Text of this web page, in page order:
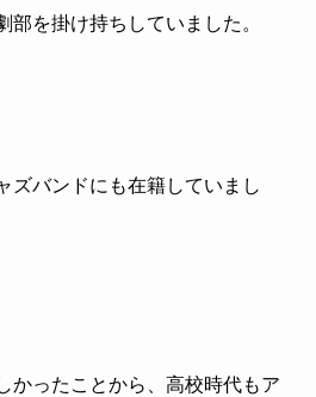
部を掛け持ちしていました。
ズバンドにも在籍していまし
かったことから、高校時代もア